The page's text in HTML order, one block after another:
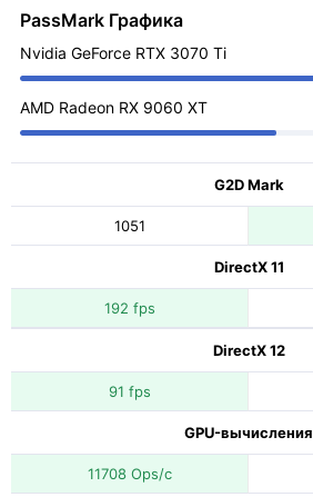
PassMark Графика
Nvidia GeForce RTX 3070 Ti
AMD Radeon RX 9060 XT
G2D Mark
1051
DirectX 11
192 fps
DirectX 12
91 fps
GPU-вычисления
11708 Ops/с